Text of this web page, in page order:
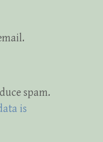
spam.
is